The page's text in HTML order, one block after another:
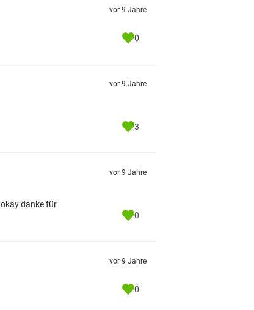
vor 9 Jahre
0
vor 9 Jahre
3
danke für
vor 9 Jahre
0
vor 9 Jahre
0